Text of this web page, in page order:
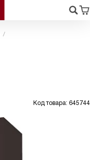
Код товара: 645744